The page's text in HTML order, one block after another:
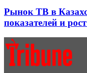
Рынок ТВ в
показателей и